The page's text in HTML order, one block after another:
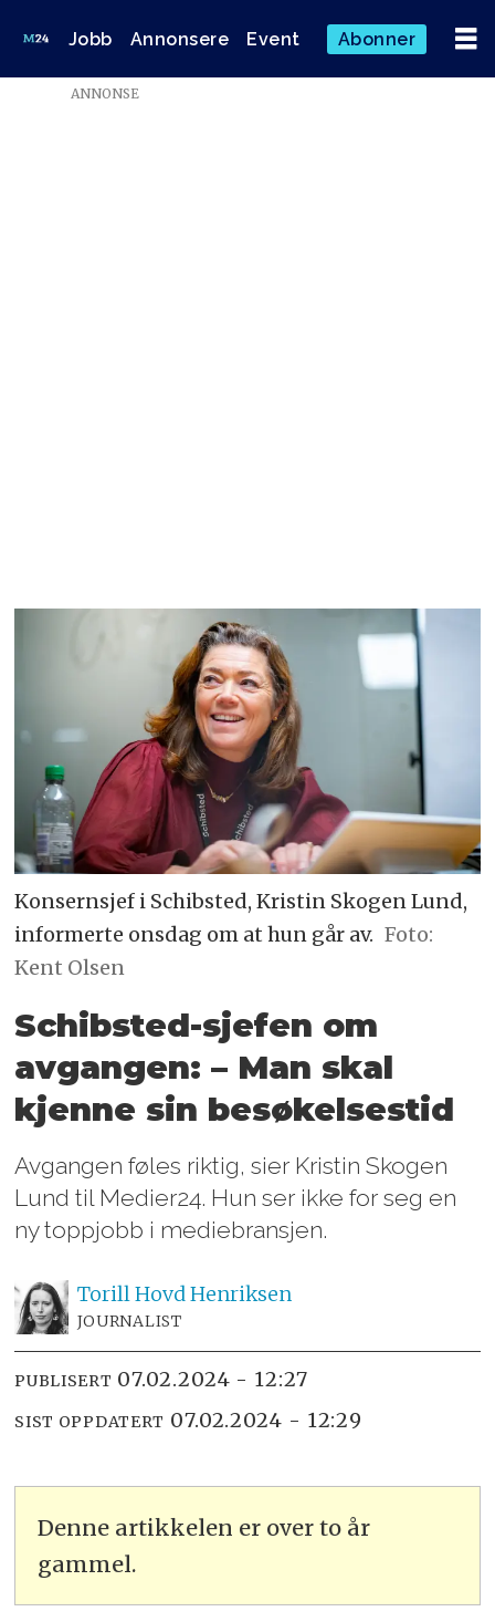
Jobb Annonsere Event Abonner
ANNONSE
Konsernsjef i Schibsted, Kristin Skogen Lund,
informerte onsdag om at hun går av. Foto:
Kent Olsen
Schibsted-sjefen om
avgangen:– Man skal
kjenne sin besøkelsestid
Avgangen føles riktig, sier Kristin Skogen
Lund til Medier24. Hun ser ikke for seg en
ny toppjobb i mediebransjen.
Torill HovdHenriksen
JOURNALIST
PUBLISERT 07.02.2024 - 12:27
SIST OPPDATERT 07.02.2024 - 12:29
Denne artikkelen er over to år
gammel.